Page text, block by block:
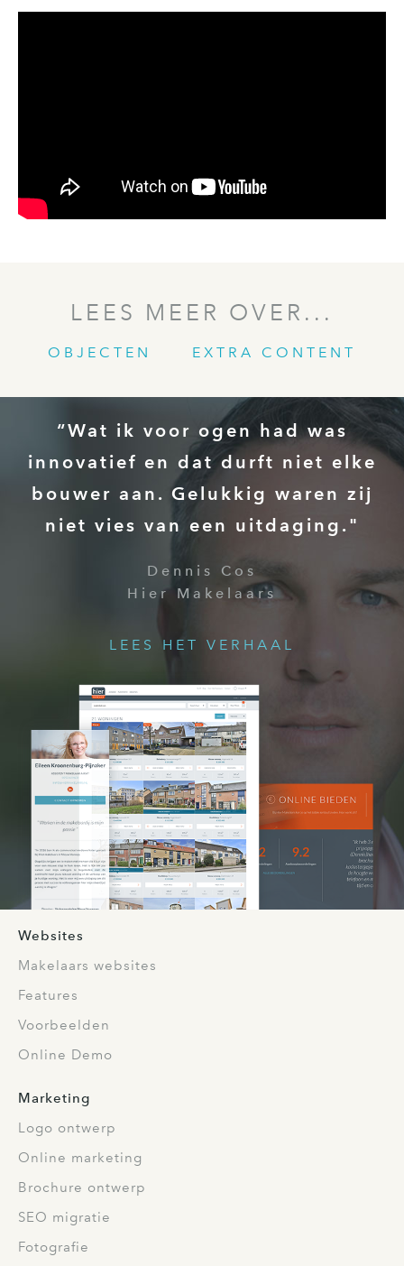
LEES MEER OVER...
OBJECTEN EXTRA CONTENT
“Wat ik voor ogen had was
innovatief en dat durft niet elke
bouwer aan. Gelukkig waren zij
niet vies van een uitdaging."
Dennis Cos
Hier Makelaars
LEES HET VERHAAL
Websites
Makelaars websites
Features
Voorbeelden
Online Demo
Marketing
Logo ontwerp
Online marketing
Brochure ontwerp
SEO migratie
Fotografie